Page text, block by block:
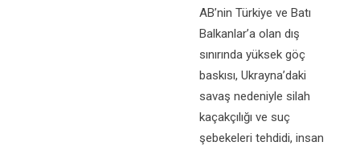
AB’nin Türkiye ve Batı
Balkanlar’a olan dış
sınırında yüksek göç
baskısı, Ukrayna’daki
savaş nedeniyle silah
kaçakçılığı ve suç
şebekeleri tehdidi, insan